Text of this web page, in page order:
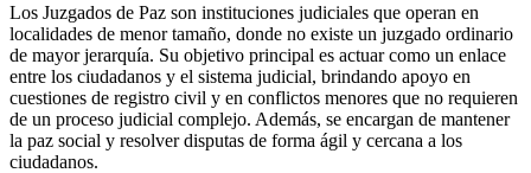
Los Juzgados de Paz son instituciones judiciales que operan en
localidades de menor tamaño, donde no existe un juzgado ordinario
de mayor jerarquía. Su objetivo principal es actuar como un enlace
entre los ciudadanos y el sistema judicial, brindando apoyo en
cuestiones de registro civil y en conflictos menores que no requieren
de un proceso judicial complejo. Además, se encargan de mantener
la paz social y resolver disputas de forma ágil y cercana a los
ciudadanos.